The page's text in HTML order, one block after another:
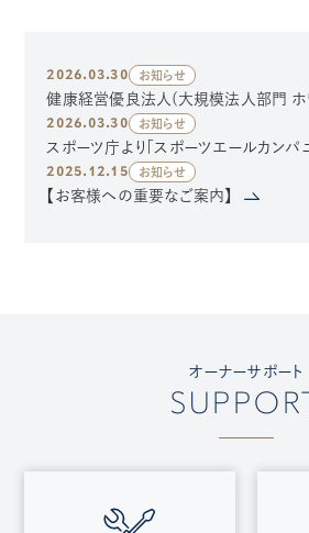
2026.03.30 お知らせ
2026.03.30 お知らせ
2025.12.15 お知らせ
【お客様への重要なご案内】
オーナーサポート
SUPPORT